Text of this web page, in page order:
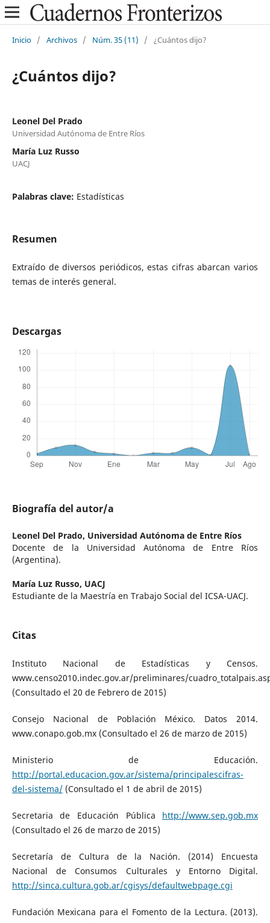
Inicio / Archivos / Núm. 35 (11) / ¿Cuántos dijo?
¿Cuántos dijo?
Leonel Del Prado
Universidad Autónoma de Entre Ríos
María Luz Russo
UACJ
Palabras clave: Estadísticas
Resumen
Extraído de diversos periódicos, estas cifras abarcan varios
temas de interés general.
Descargas
Biografía del autor/a
Leonel Del Prado, Universidad Autónoma de Entre Ríos
Docente de la Universidad Autónoma de Entre Ríos
(Argentina).
María Luz Russo, UACJ
Estudiante de la Maestría en Trabajo Social del ICSA-UACJ.
Citas
Instituto Nacional de Estadísticas y Censos.
www.censo2010.indec.gov.ar/preliminares/
(Consultado el 20 de Febrero de 2015)
Consejo Nacional de Población México. Datos 2014.
www.conapo.gob.mx (Consultado el 26 de marzo de 2015)
Ministerio de Educación.
http://portal.educacion.gov.ar/sistema/principalescifras-
del-sistema/(Consultado el 1 de abril de 2015)
Secretaria de Educación Pública http://www.sep.gob.mx
(Consultado el 26 de marzo de 2015)
Secretaría de Cultura de la Nación. (2014) Encuesta
Nacional de Consumos Culturales y Entorno Digital.
http://sinca.cultura.gob.ar/cgisys/defaultwebpage.cgi
Fundación Mexicana para el Fomento de la Lectura. (2013).